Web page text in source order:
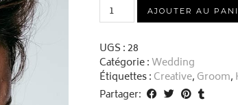
quantité
de
White
Hairclip
AJOUTER AU
UGS :28
Catégorie :Wedding
Étiquettes : Creative, Groom,
Partager: